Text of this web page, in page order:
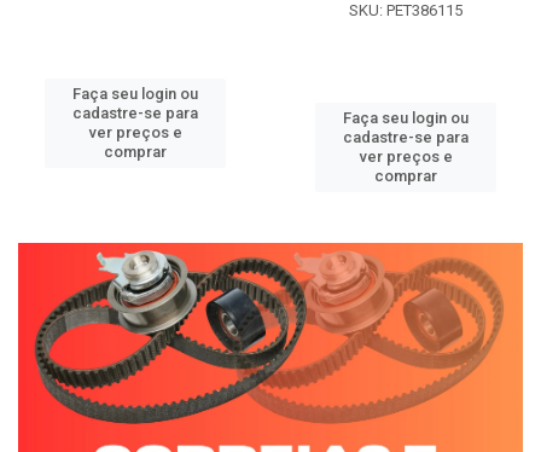
Faça seu login ou
cadastre-se para
ver preços e
comprar
SKU: PET386115
Faça seu login ou
cadastre-se para
ver preços e
comprar